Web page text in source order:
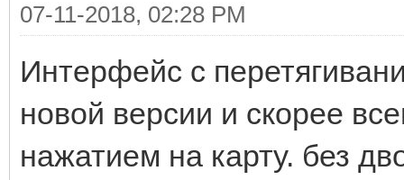
07-11-2018, 02:28 PM
Интерфейс с
новой версии и скорее
нажатием на карту. без